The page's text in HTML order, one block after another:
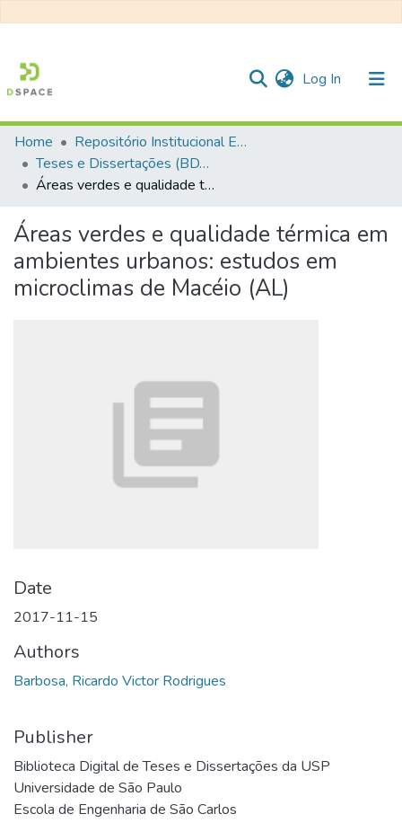
Log In (current)
Communities & Collections
All of DSpace
Statistics
Home
Repositório Institucional EESC
Teses e Dissertações (BDTD USP)
Áreas verdes e qualidade térmica em ambientes urbanos: estudos em microclimas de Macéio (AL)
Áreas verdes e qualidade térmica em
ambientes urbanos: estudos em
microclimas de Macéio (AL)
Date
2017-11-15
Authors
Barbosa, Ricardo Victor Rodrigues
Publisher
Biblioteca Digital de Teses e Dissertações da USP
Universidade de São Paulo
Escola de Engenharia de São Carlos